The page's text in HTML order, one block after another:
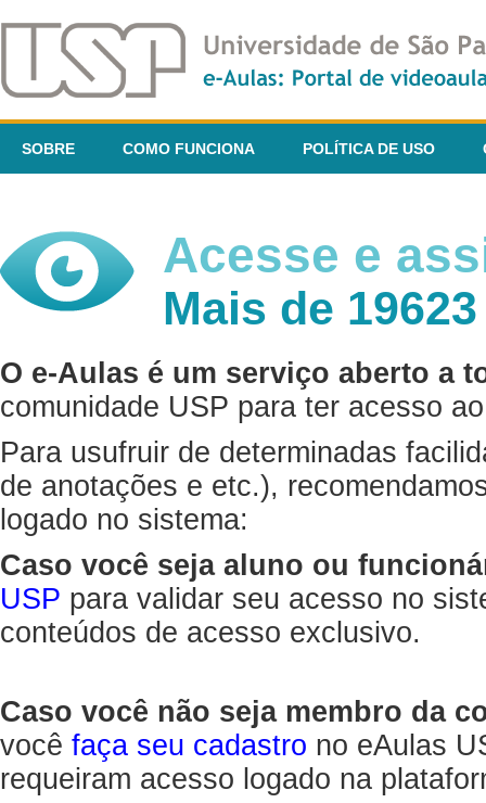
SOBRE COMO FUNCIONA POLÍTICA DE USO
Acesse e
Mais de
O e-Aulas é um serviço aberto a
comunidade USP para ter acesso
Para usufruir de determinadas
de anotações e etc.),
logado no sistema:
Caso você seja aluno ou
USP para validar seu acesso no
conteúdos de acesso exclusivo.
Caso você não seja membro da
você faça seu cadastro no eAulas
requeiram acesso logado na